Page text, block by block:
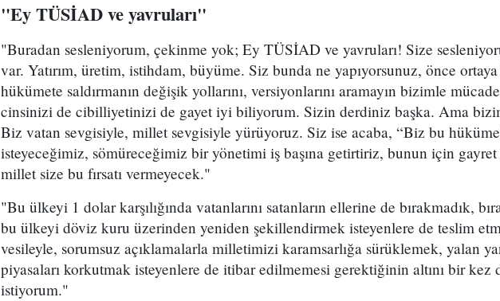
"Ey TÜSİAD ve yavruları"
"Buradan sesleniyorum, çekinme yok; Ey TÜSİAD ve yavruları! Size
var. Yatırım, üretim, istihdam, büyüme. Siz bunda ne yapıyorsunuz, önce
hükümete saldırmanın değişik yollarını, versiyonlarını aramayın bizimle
cinsinizi de cibilliyetinizi de gayet iyi biliyorum. Sizin derdiniz başka. Ama
Biz vatan sevgisiyle, millet sevgisiyle yürüyoruz. Siz ise acaba, “Biz bu
isteyeceğimiz, sömüreceğimiz bir yönetimi iş başına getirtiriz, bunun için
millet size bu fırsatı vermeyecek."
"Bu ülkeyi 1 dolar karşılığında vatanlarını satanların ellerine de bırakmadık,
bu ülkeyi döviz kuru üzerinden yeniden şekillendirmek isteyenlere de teslim
vesileyle, sorumsuz açıklamalarla milletimizi karamsarlığa sürüklemek, yalan
piyasaları korkutmak isteyenlere de itibar edilmemesi gerektiğinin altını bir kez
istiyorum."